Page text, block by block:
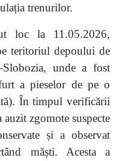
trenurilor.
loc la 11.05.2026,
teritoriul depoului de
unde a fost
a pieselor de pe o
În timpul verificării
zgomote suspecte
și a observat
măști. Acesta a